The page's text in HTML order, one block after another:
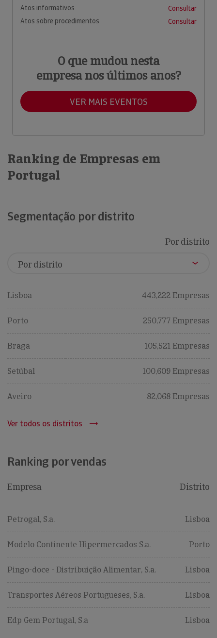
Atos informativos
Consultar
Atos sobre procedimentos
Consultar
O que mudou nesta
empresa nos últimos anos?
VER MAIS EVENTOS
Ranking de Empresas em
Portugal
Segmentação por distrito
Por distrito
Lisboa 443,222 Empresas
Porto 250,777 Empresas
Braga 105,521 Empresas
Setúbal 100,609 Empresas
Aveiro 82,068 Empresas
Ver todos os distritos
Ranking por vendas
Empresa Distrito
Petrogal, S.a. Lisboa
Modelo Continente Hipermercados S.a. Porto
Pingo-doce - Distribuição Alimentar, S.a. Lisboa
Transportes Aéreos Portugueses, S.a. Lisboa
Edp Gem Portugal, S.a Lisboa